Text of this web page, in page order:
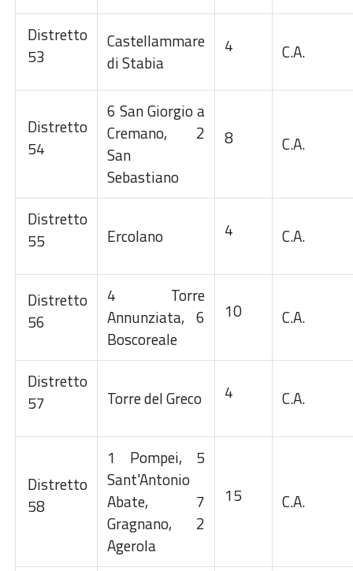
Distretto
53
Castellammare
di Stabia
4 C.A.
Distretto
54
6 San Giorgio a
Cremano, 2
San
Sebastiano
8 C.A.
Distretto
55
Ercolano 4 C.A.
Distretto
56
4 Torre
Annunziata, 6
Boscoreale
10 C.A.
Distretto
57
Torre del Greco 4 C.A.
Distretto
58
1 Pompei, 5
Sant'Antonio
Abate, 7
Gragnano, 2
Agerola
15 C.A.